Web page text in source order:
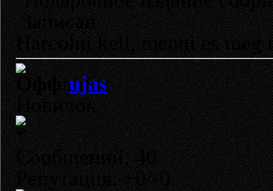
Записан
Harcolni kell, menni es meg
ujas
Новичок
Сообщений: 40
Репутация: +0/-0